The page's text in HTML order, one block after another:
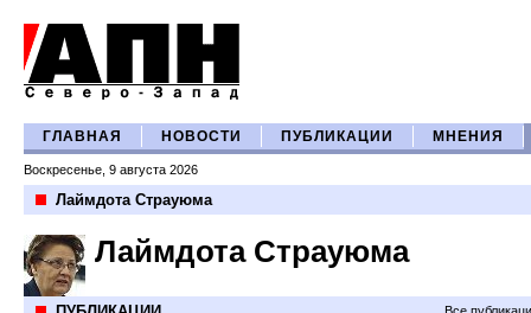
ГЛАВНАЯ НОВОСТИ ПУБЛИКАЦИИ МНЕНИЯ
Воскресенье, 9 августа 2026
Лаймдота Страуюма
Лаймдота Страуюма